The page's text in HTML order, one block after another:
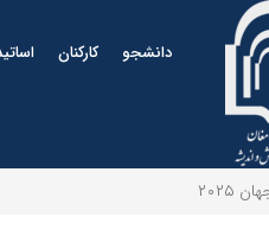
دانشجو کارکنان